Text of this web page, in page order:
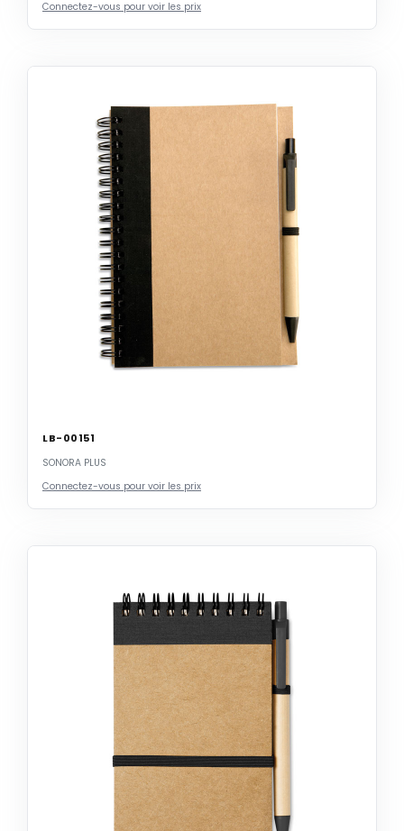
Connectez-vous pour voir les prix
LB-00151
SONORA PLUS
Connectez-vous pour voir les prix